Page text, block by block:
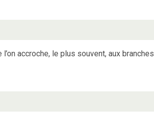
accroche, le plus souvent, aux branches